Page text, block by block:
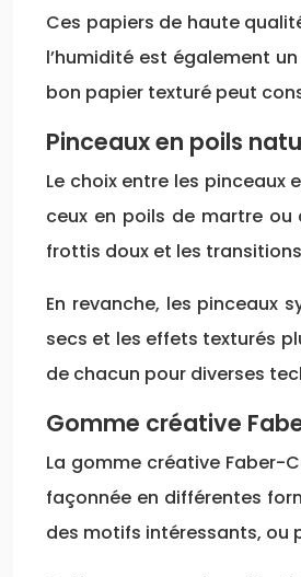
Ces papiers de haute
l’humidité est également
bon papier texturé peut
Pinceaux en poils
Le choix entre les
ceux en poils de martre ou
frottis doux et les
En revanche, les pinceaux
secs et les effets texturés
de chacun pour diverses
Gomme créative
La gomme créative Faber-
façonnée en différentes
des motifs intéressants, ou